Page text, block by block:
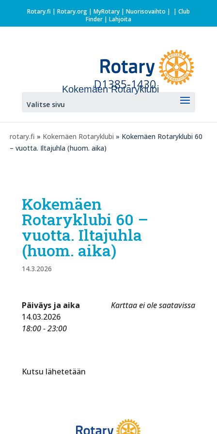
Rotary.fi | Rotary.org| MyRotary | Nuorisovaihto | | Club
Finder| Lahjoita
Kokemäen Rotaryklubi
Valitse sivu
rotary.fi » Kokemäen Rotaryklubi » Kokemäen Rotaryklubi 60
– vuotta. Iltajuhla (huom. aika)
Kokemäen
Rotaryklubi 60 –
vuotta. Iltajuhla
(huom. aika)
14.3.2026
Karttaa ei ole saatavissa
Päiväys ja aika
14.03.2026
18:00 - 23:00
Kutsu lähetetään